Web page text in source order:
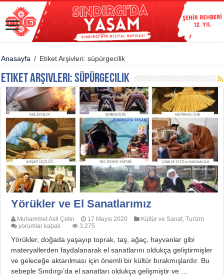
Anasayfa / Etiket Arşivleri: süpürgecilik
Etiket Arşivleri:süpürgecilik
Yörükler ve El Sanatlarımız
Muhammet Asil Çetin 17 Mayıs 2020 Kültür ve Sanat,Turizm
Yörükler
El
Sanatlarımız
için
yorumlar kapalı 3,275
Yörükler, doğada yaşayıp toprak, taş, ağaç, hayvanlar gibi
materyallerden faydalanarak el sanatlarını oldukça geliştirmişler
ve geleceğe aktarılması için önemli bir kültür bırakmışlardır. Bu
sebeple Sındırgı’da el sanatları oldukça gelişmiştir ve …